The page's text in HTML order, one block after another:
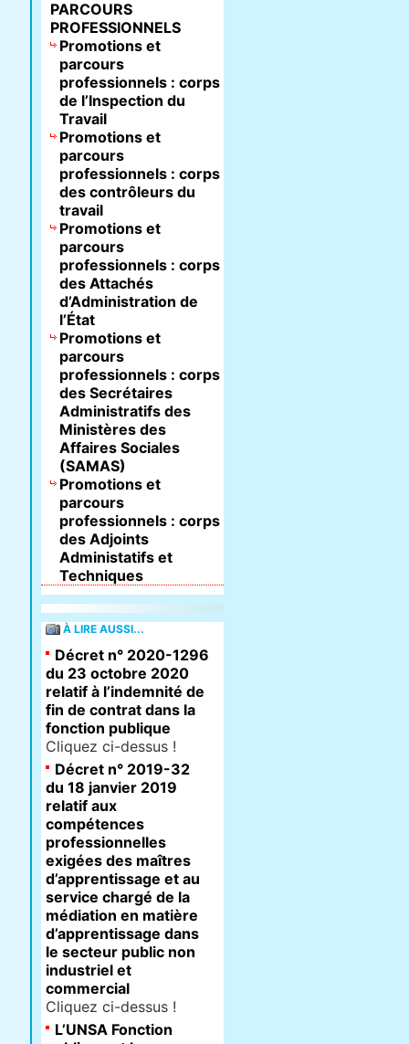
PARCOURS
PROFESSIONNELS
Promotions et
parcours
professionnels : corps
de l’Inspection du
Travail
Promotions et
parcours
professionnels : corps
des contrôleurs du
travail
Promotions et
parcours
professionnels : corps
des Attachés
d’Administration de
l’État
Promotions et
parcours
professionnels : corps
des Secrétaires
Administratifs des
Ministères des
Affaires Sociales
(SAMAS)
Promotions et
parcours
professionnels : corps
des Adjoints
Administatifs et
Techniques
À LIRE AUSSI...
Décret n° 2020-1296
du 23 octobre 2020
relatif à l’indemnité de
fin de contrat dans la
fonction publique
Cliquez ci-dessus !
Décret n° 2019-32
du 18 janvier 2019
relatif aux
compétences
professionnelles
exigées des maîtres
d’apprentissage et au
service chargé de la
médiation en matière
d’apprentissage dans
le secteur public non
industriel et
commercial
Cliquez ci-dessus !
L’UNSA Fonction